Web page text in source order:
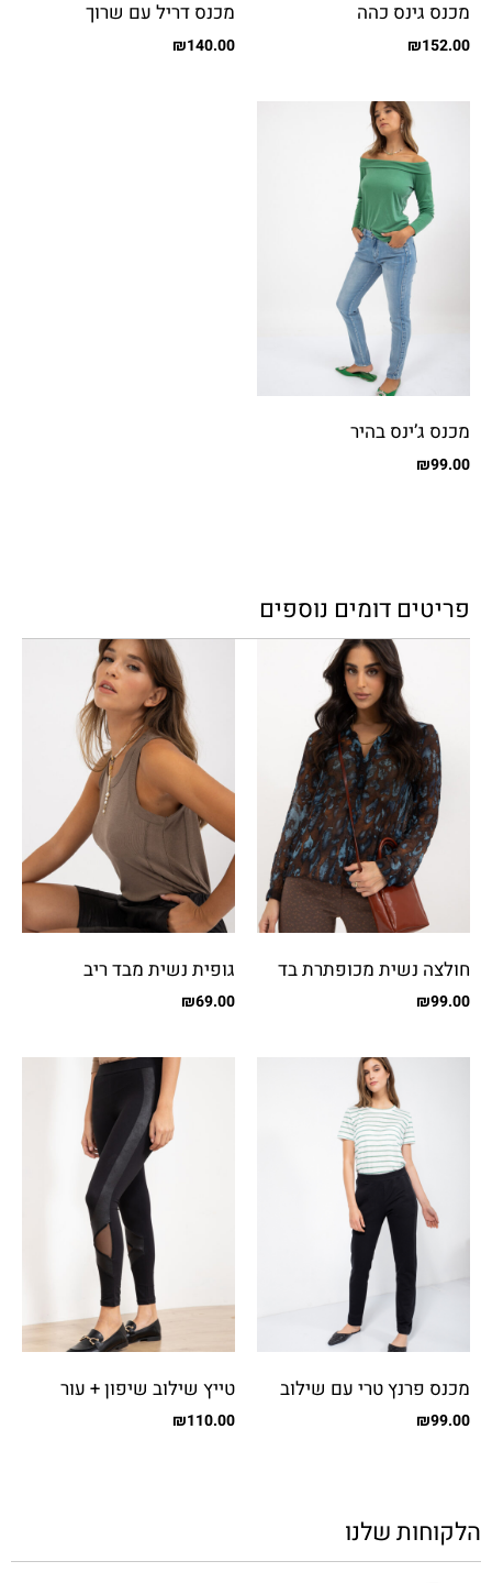
מכנס גינס כהה
₪152.00
מכנס דריל עם שרוך
₪140.00
מכנס ג’ינס בהיר
₪99.00
פריטים דומים נוספים
חולצה נשית מכופתרת בד
שיפון מקומט
₪99.00
גופית נשית מבד ריב
₪69.00
מכנס פרנץ טרי עם שילוב
בצד ₪99.00
טייץ שילוב שיפון + עור
₪110.00
הלקוחות שלנו